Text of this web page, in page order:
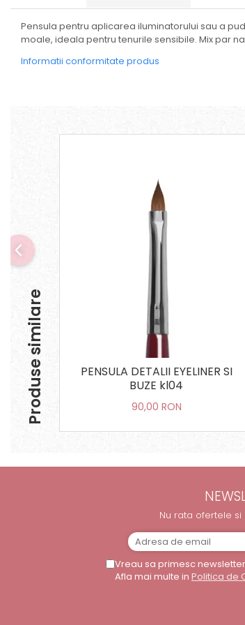
Seturi
Pensula pentru aplicarea iluminatorului sau a
moale, ideala pentru tenurile sensibile. Mix par
Informatii conformitate produs
Produse similare
PENSULA DETALII EYELINER SI
BUZE kl04
90,00 RON
Nu rata ofertele
Vreau sa primesc
Afla mai multe in Politica de